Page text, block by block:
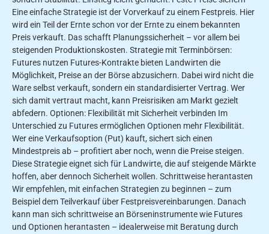
Eine einfache Strategie ist der Vorverkauf zu einem Festpreis. Hier
wird ein Teil der Ernte schon vor der Ernte zu einem bekannten
Preis verkauft. Das schafft Planungssicherheit – vor allem bei
steigenden Produktionskosten. Strategie mit Terminbörsen:
Futures nutzen Futures-Kontrakte bieten Landwirten die
Möglichkeit, Preise an der Börse abzusichern. Dabei wird nicht die
Ware selbst verkauft, sondern ein standardisierter Vertrag. Wer
sich damit vertraut macht, kann Preisrisiken am Markt gezielt
abfedern. Optionen: Flexibilität mit Sicherheit verbinden Im
Unterschied zu Futures ermöglichen Optionen mehr Flexibilität.
Wer eine Verkaufsoption (Put) kauft, sichert sich einen
Mindestpreis ab – profitiert aber noch, wenn die Preise steigen.
Diese Strategie eignet sich für Landwirte, die auf steigende Märkte
hoffen, aber dennoch Sicherheit wollen. Schrittweise herantasten
Wir empfehlen, mit einfachen Strategien zu beginnen – zum
Beispiel dem Teilverkauf über Festpreisvereinbarungen. Danach
kann man sich schrittweise an Börseninstrumente wie Futures
und Optionen herantasten – idealerweise mit Beratung durch